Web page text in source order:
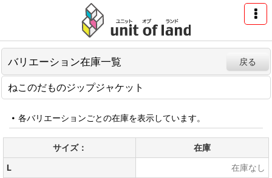
バリエーション在庫一覧 戻る
ねこのだものジップジャケット
各バリエーションごとの在庫を表示しています。
サイズ：
在庫
L
在庫なし